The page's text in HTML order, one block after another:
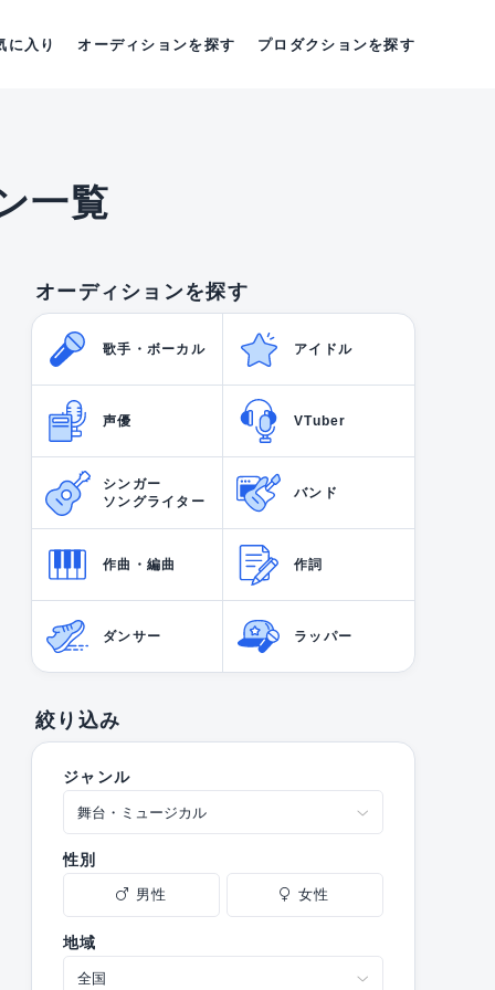
に入り オーディションを探す プロダクションを探す
一覧
オーディションを探す
歌手・ボーカル アイドル
声優 VTuber
シンガー
ソングライター
バンド
作曲・編曲 作詞
ダンサー ラッパー
絞り込み
ジャンル
性別
男性 女性
地域